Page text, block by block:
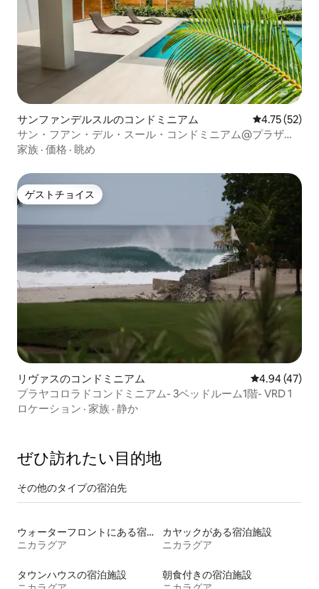
サンファンデルスルのコンドミニアム レビュー52
4.75 (52)
サン・フアン・デル・スール・コンドミニアム@プラザ・
ラ・タランゲラ
家族 · 価格 · 眺め
ゲストチョイス
ゲストチョイス
リヴァスのコンドミニアム レビュー47
4.94 (47)
プラヤコロラドコンドミニアム- 3ベッドルーム1階- VRD 1
ロケーション · 家族 · 静か
ぜひ訪⁠れ⁠た⁠い目⁠的⁠地
その他のタ⁠イ⁠プ⁠の宿⁠泊⁠先
ウォーターフロントにある宿泊施設
ニカラグア
カヤックがある宿泊施設
ニカラグア
タウンハウスの宿泊施設
朝食付きの宿泊施設